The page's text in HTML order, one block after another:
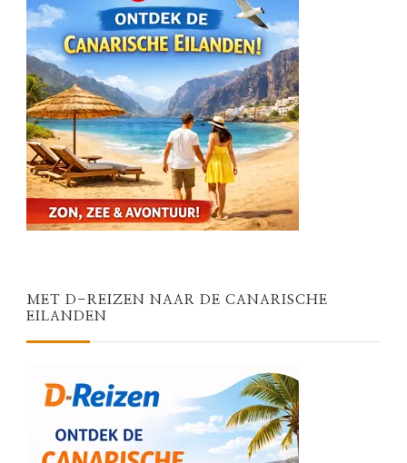
MET D-REIZEN NAAR DE CANARISCHE
EILANDEN